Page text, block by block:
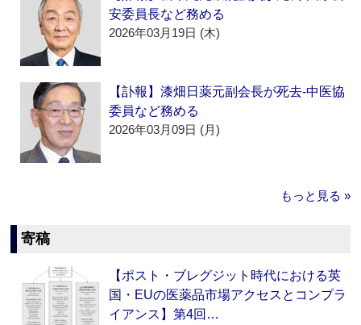
安委員長など務める
2026年03月19日 (木)
【訃報】漆畑日薬元副会長が死去‐中医協
委員など務める
2026年03月09日 (月)
もっと見る »
寄稿
【ポスト・ブレグジット時代における英
国・EUの医薬品市場アクセスとコンプラ
イアンス】第4回…